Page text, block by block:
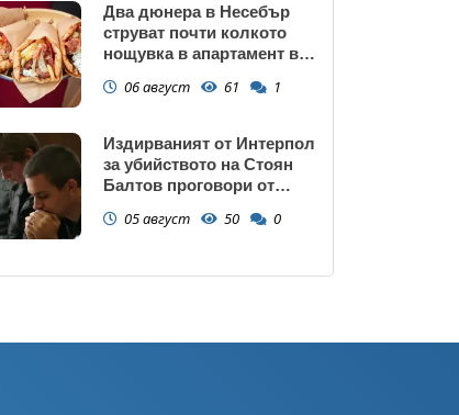
Два дюнера в Несебър
струват почти колкото
нощувка в апартамент в
06 август 61 1
Издирваният от Интерпол
за убийството на Стоян
Балтов проговори от
05 август 50 0